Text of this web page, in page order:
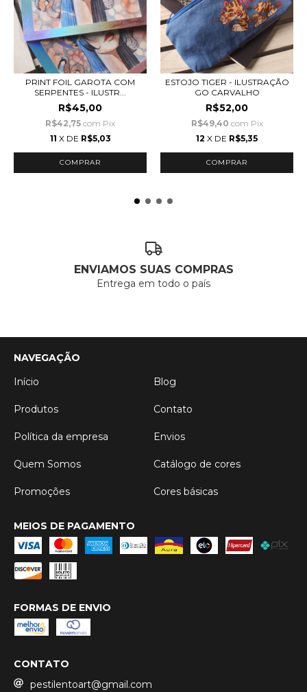
PRINT FOIL GAROTA COM
SERPENTES - ILUSTR...
R$45,00
R$42,75 com Pix
11 X DE R$5,03
ESTOJO TIGER - ILUSTRAÇÃO
GO CARVALHO
R$52,00
R$49,40 com Pix
12 X DE R$5,35
ENVIAMOS SUAS COMPRAS
Entrega em todo o país
NAVEGAÇÃO
Início
Blog
Produtos Contato
Política da empresa Envios
Quem Somos Catálogo de cores
Promoções Cores básicas
MEIOS DE PAGAMENTO
FORMAS DE ENVIO
CONTATO
pestilentoart@gmail.com